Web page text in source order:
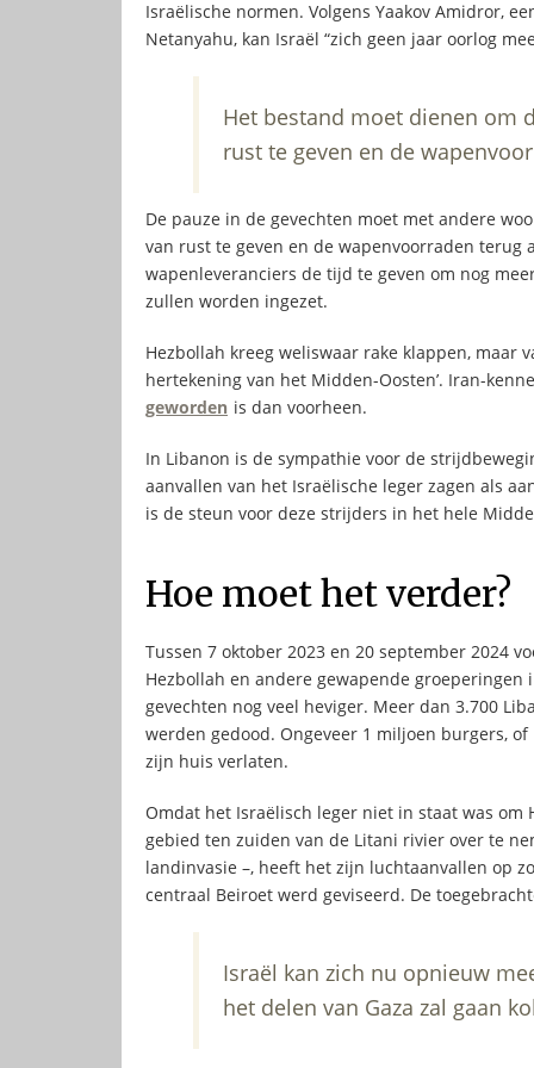
Israëlische normen. Volgens Yaakov Amidror,
Netanyahu, kan Israël “zich geen jaar oorlog
Het bestand moet dienen om
rust te geven en de
De pauze in de gevechten moet met andere
van rust te geven en de wapenvoorraden terug
wapenleveranciers de tijd te geven om nog
zullen worden ingezet.
Hezbollah kreeg weliswaar rake klappen, maar
hertekening van het Midden-Oosten’. Iran-
geworden is dan voorheen.
In Libanon is de sympathie voor de
aanvallen van het Israëlische leger zagen als
is de steun voor deze strijders in het hele
Hoe moet het verder?
Tussen 7 oktober 2023 en 20 september 2024
Hezbollah en andere gewapende
gevechten nog veel heviger. Meer dan 3.700
werden gedood. Ongeveer 1 miljoen burgers,
zijn huis verlaten.
Omdat het Israëlisch leger niet in staat was
gebied ten zuiden van de Litani rivier over te
landinvasie –, heeft het zijn luchtaanvallen op
centraal Beiroet werd geviseerd. De
Israël kan zich nu opnieuw
het delen van Gaza zal gaan